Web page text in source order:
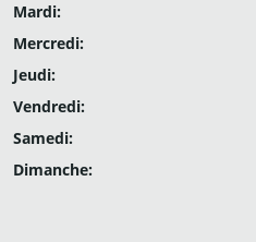
Mardi:
Mercredi:
Jeudi:
Vendredi:
Samedi:
Dimanche: